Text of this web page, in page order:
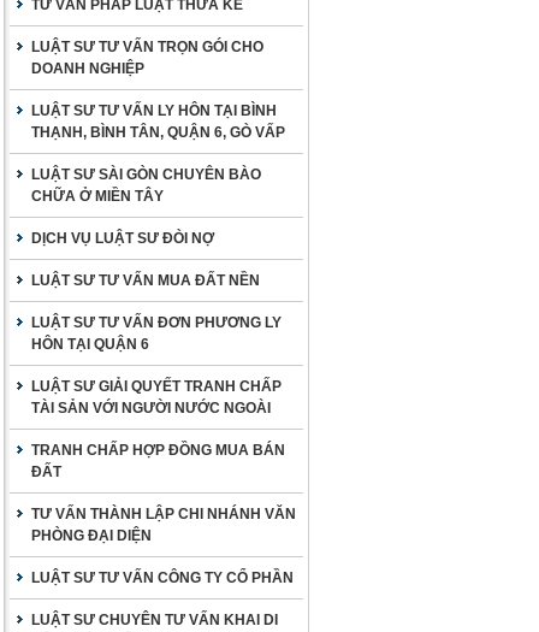
TƯ VẤN PHÁP LUẬT THỪA KẾ
LUẬT SƯ TƯ VẤN TRỌN GÓI CHO
DOANH NGHIỆP
LUẬT SƯ TƯ VẤN LY HÔN TẠI BÌNH
THẠNH, BÌNH TÂN, QUẬN 6, GÒ VẤP
LUẬT SƯ SÀI GÒN CHUYÊN BÀO
CHỮA Ở MIỀN TÂY
DỊCH VỤ LUẬT SƯ ĐÒI NỢ
LUẬT SƯ TƯ VẤN MUA ĐẤT NỀN
LUẬT SƯ TƯ VẤN ĐƠN PHƯƠNG LY
HÔN TẠI QUẬN 6
LUẬT SƯ GIẢI QUYẾT TRANH CHẤP
TÀI SẢN VỚI NGƯỜI NƯỚC NGOÀI
TRANH CHẤP HỢP ĐỒNG MUA BÁN
ĐẤT
TƯ VẤN THÀNH LẬP CHI NHÁNH VĂN
PHÒNG ĐẠI DIỆN
LUẬT SƯ TƯ VẤN CÔNG TY CỔ PHẦN
LUẬT SƯ CHUYÊN TƯ VẤN KHAI DI